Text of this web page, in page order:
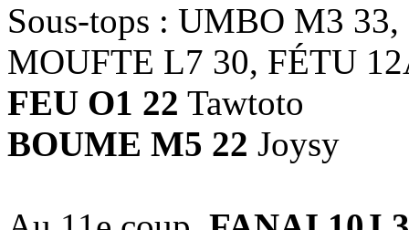
Sous-tops : UMBO M3
MOUFTE L7 30, FÉTU
FEU O1 22 Tawtoto
BOUME M5 22 Joysy